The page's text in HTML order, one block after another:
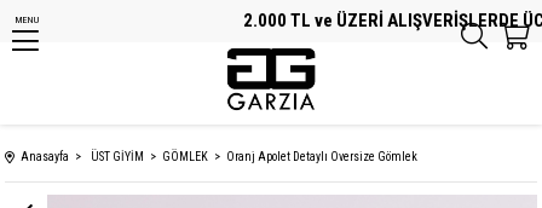
2.000 TL ve ÜZERİ ALIŞVERİŞLERDE
MENU
Anasayfa ÜST GİYİM GÖMLEK Oranj Apolet Detaylı Oversize Gömlek